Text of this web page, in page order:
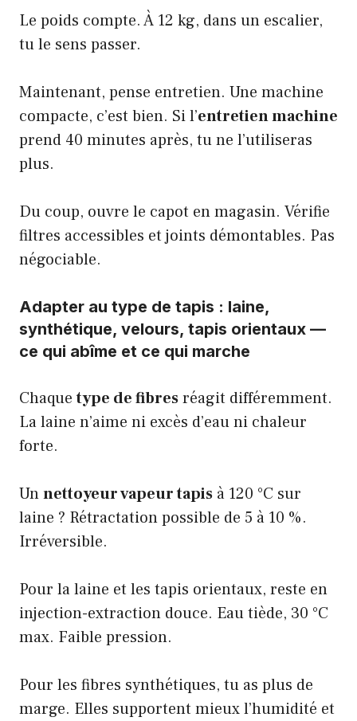
Le poids compte. À 12 kg, dans un escalier,
tu le sens passer.
Maintenant, pense entretien. Une machine
compacte, c’est bien. Si l’entretien machine
prend 40 minutes après, tu ne l’utiliseras
plus.
Du coup, ouvre le capot en magasin. Vérifie
filtres accessibles et joints démontables. Pas
négociable.
Adapter au type de tapis : laine,
synthétique, velours, tapis orientaux —
ce qui abîme et ce qui marche
Chaquetype de fibresréagit différemment.
La laine n’aime ni excès d’eau ni chaleur
forte.
Unnettoyeur vapeur tapis à 120 °C sur
laine ? Rétractation possible de 5 à 10 %.
Irréversible.
Pour la laine et les tapis orientaux, reste en
injection-extraction douce. Eau tiède, 30 °C
max. Faible pression.
Pour les fibres synthétiques, tu as plus de
marge. Elles supportent mieux l’humidité et